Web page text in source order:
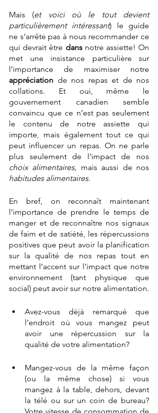
Mais (et voici où le tout devient
particulièrement intéressant) le guide
ne s’arrête pas à nous recommander ce
qui devrait être dans notre assiette! On
met une insistance particulière sur
appréciation de nos repas et de nos
collations. Et oui, même le
gouvernement canadien semble
convaincu que ce n’est pas seulement
le contenu de notre assiette qui
importe, mais également tout ce qui
peut influencer un repas. On ne parle
choix alimentaires,
habitudes alimentaires.
En bref, on reconnaît maintenant
l’importance de prendre le temps de
manger et de reconnaître nos signaux
de faim et de satiété, les répercussions
positives que peut avoir la planification
sur la qualité de nos repas tout en
mettant l’accent sur l’impact que notre
environnement (tant physique que
social) peut avoir sur notre alimentation.
Avez-vous déjà remarqué que
l’endroit où vous mangez peut
avoir une répercussion sur la
qualité de votre alimentation?
Mangez-vous de la même façon
(ou la même chose) si vous
mangez à la table, dehors, devant
la télé ou sur un coin de bureau?